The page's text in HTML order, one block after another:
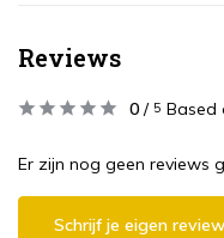
Reviews
0 / 5 Based
Er zijn nog geen reviews
Schrijf je eigen review